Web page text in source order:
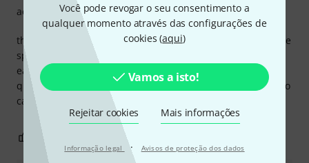
Você pode revogar o seu consentimento a
qualquer momento através das configurações de
cookies (aqui)
Vamos a isto!
Rejeitar cookies Mais informações
Informação legal · Avisos de proteção dos dados
the only feature problems is that the knob at the back of the
speaker is quite loose and the line and mic switch is not
easy to change. Overall the sound is amazing and the
quality of the speaker is solid with a nice design and easy to
carry around
acabamento
REPORTAR A CRÍTICA